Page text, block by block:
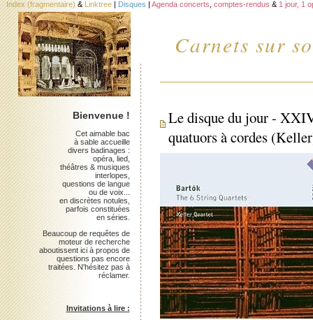
Carnets sur
Index (fragmentaire) & Linktree | Disques | Agenda concerts comptes-rendus & 1 jour, 1
Le disque du jour -
quatuors à cordes
Bienvenue !
Cet aimable bac
à sable accueille
divers badinages :
opéra, lied,
théâtres & musiques
interlopes,
questions de langue
ou de voix...
en discrètes notules,
parfois constituées
en séries.
Beaucoup de requêtes de
moteur de recherche
aboutissent ici à propos de
questions pas encore
traitées. N'hésitez pas à
réclamer.
Invitations à lire :